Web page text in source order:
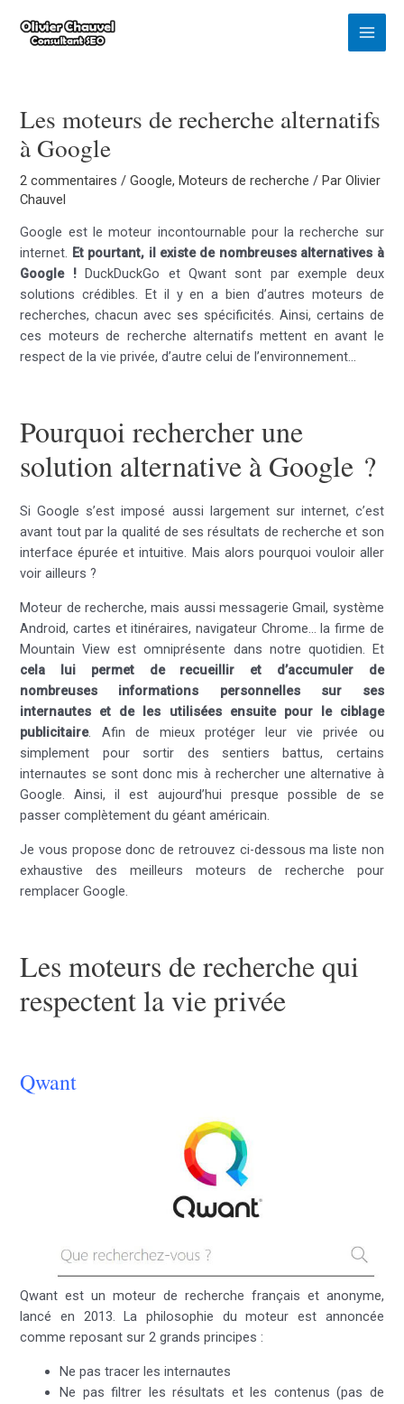
contenu
Main
Les moteurs de recherche alternatifs
à Google
2 commentaires /Google,Moteurs de recherche / ParOlivier
Chauvel
Google est le moteur incontournable pour la recherche sur
internet. Et pourtant, il existe de nombreuses alternatives à
Google !DuckDuckGo et Qwant sont par exemple deux
solutions crédibles. Et il y en a bien d’autres moteurs de
recherches, chacun avec ses spécificités. Ainsi, certains de
ces moteurs de recherche alternatifs mettent en avant le
respect de la vie privée, d’autre celui de l’environnement…
Pourquoi rechercher une
solution alternative à Google ?
Si Google s’est imposé aussi largement sur internet, c’est
avant tout par la qualité de ses résultats de recherche et son
interface épurée et intuitive. Mais alors pourquoi vouloir aller
voir ailleurs ?
Moteur de recherche, mais aussi messagerie Gmail, système
Android, cartes et itinéraires, navigateur Chrome… la firme de
Mountain View est omniprésente dans notre quotidien. Et
cela lui permet de recueillir et d’accumuler de
nombreuses informations personnelles sur ses
internautes et de les utilisées ensuite pour le ciblage
publicitaire. Afin de mieux protéger leur vie privée ou
simplement pour sortir des sentiers battus, certains
internautes se sont donc mis à rechercher une alternative à
Google. Ainsi, il est aujourd’hui presque possible de se
passer complètement du géant américain.
Je vous propose donc de retrouvez ci-dessous ma liste non
exhaustive des meilleurs moteurs de recherche pour
remplacer Google.
Les moteurs de recherche qui
respectent la vie privée
Qwant
Qwant est un moteur de recherche français et anonyme,
lancé en 2013. La philosophie du moteur est annoncée
comme reposant sur 2 grands principes :
Ne pas tracer les internautes
Ne pas filtrer les résultats et les contenus (pas de